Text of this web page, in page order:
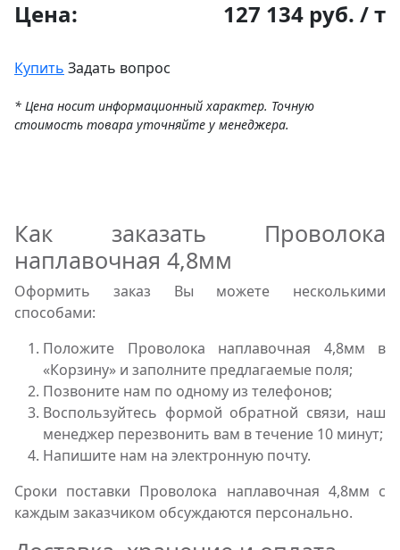
Цена: 127 134 руб. / т
Купить Задать вопрос
* Цена носит информационный характер. Точную
стоимость товара уточняйте у менеджера.
Как заказать Проволока
наплавочная 4,8мм
Оформить заказ Вы можете несколькими
способами:
Положите Проволока наплавочная 4,8мм в
«Корзину» и заполните предлагаемые поля;
Позвоните нам по одному из телефонов;
Воспользуйтесь формой обратной связи, наш
менеджер перезвонить вам в течение 10 минут;
Напишите нам на электронную почту.
Сроки поставки Проволока наплавочная 4,8мм с
каждым заказчиком обсуждаются персонально.